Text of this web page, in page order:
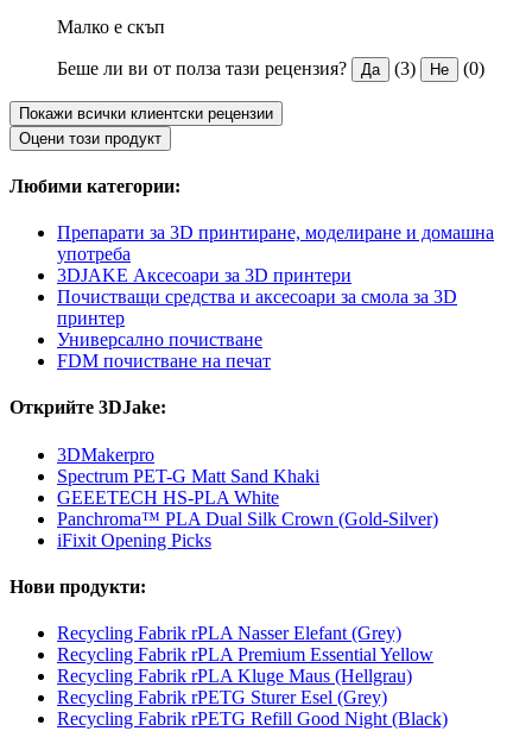
Малко е скъп
Беше ли ви от полза тази рецензия? Да (3) Не (0)
Покажи всички клиентски рецензии
Оцени този продукт
Любими категории:
Препарати за 3D принтиране, моделиране и домашна
употреба
3DJAKE Аксесоари за 3D принтери
Почистващи средства и аксесоари за смола за 3D
принтер
Универсално почистване
FDM почистване на печат
Открийте 3DJake:
3DMakerpro
Spectrum PET-G Matt Sand Khaki
GEEETECH HS-PLA White
Panchroma™ PLA Dual Silk Crown (Gold-Silver)
iFixit Opening Picks
Нови продукти:
Recycling Fabrik rPLA Nasser Elefant (Grey)
Recycling Fabrik rPLA Premium Essential Yellow
Recycling Fabrik rPLA Kluge Maus (Hellgrau)
Recycling Fabrik rPETG Sturer Esel (Grey)
Recycling Fabrik rPETG Refill Good Night (Black)